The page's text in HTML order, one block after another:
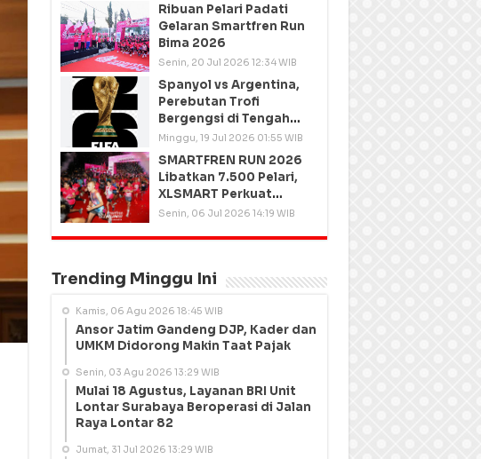
Ribuan Pelari Padati
Gelaran Smartfren Run
Bima 2026
Senin, 20 Jul 2026 12:34 WIB
Spanyol vs Argentina,
Perebutan Trofi
Bergengsi di Tengah
Semangat Persatuan
Minggu, 19 Jul 2026 01:55 WIB
SMARTFREN RUN 2026
Libatkan 7.500 Pelari,
XLSMART Perkuat
Kedekatan dengan
Senin, 06 Jul 2026 14:19 WIB
Trending Minggu Ini
Kamis, 06 Agu 2026 18:45 WIB
Ansor Jatim Gandeng DJP, Kader dan
UMKM Didorong Makin Taat Pajak
Senin, 03 Agu 2026 13:29 WIB
Mulai 18 Agustus, Layanan BRI Unit
Lontar Surabaya Beroperasi di Jalan
Raya Lontar 82
Jumat, 31 Jul 2026 13:29 WIB